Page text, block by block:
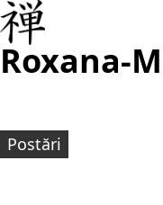
Roxana-
Postări